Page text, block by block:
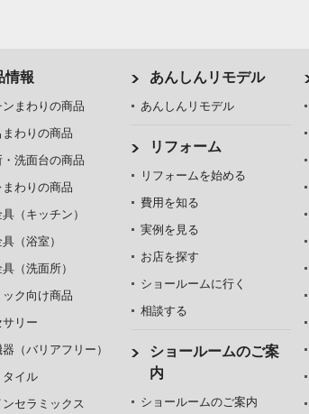
情報
ンまわりの商品
まわりの商品
洗面台の商品
まわりの商品
（キッチン）
（浴室）
（洗面所）
ク向け商品
サリー
（バリアフリー）
タイル
ンセラミックス
あんしんリモデル
あんしんリモデル
リフォーム
リフォームを始める
費用を知る
実例を見る
お店を探す
ショールームに行く
相談する
ショールームのご案
内
ショールームのご案内